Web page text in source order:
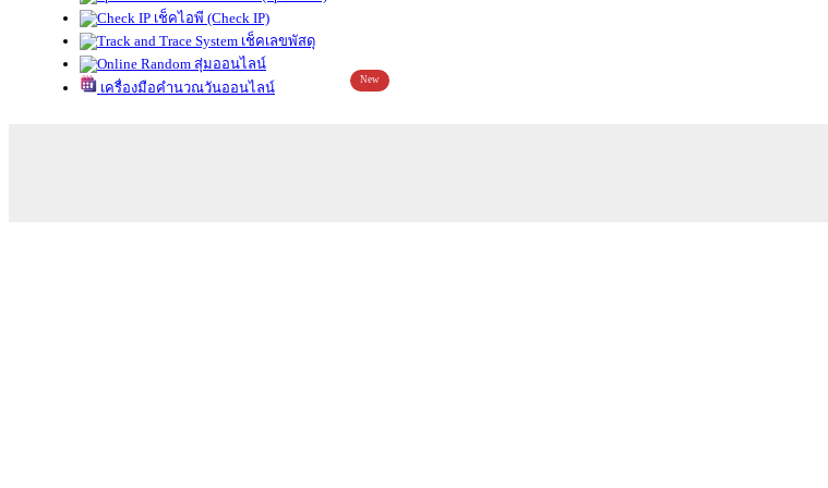
เช็คไอพี (Check IP)
เช็คเลขพัสดุ
สุ่มออนไลน์
เครื่องมือคำนวณวันออนไลน์
New